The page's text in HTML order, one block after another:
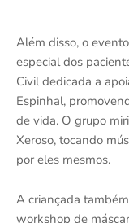
Além disso, o
especial dos
Civil dedicada a
Espinhal,
de vida. O grupo
Xeroso, tocando
por eles mesmos.
A criançada
workshop de